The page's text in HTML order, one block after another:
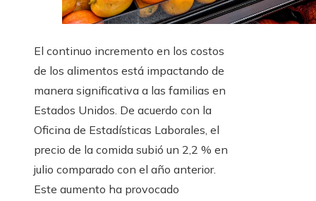
El continuo incremento en los costos
de los alimentos está impactando de
manera significativa a las familias en
Estados Unidos. De acuerdo con la
Oficina de Estadísticas Laborales, el
precio de la comida subió un 2,2 % en
julio comparado con el año anterior.
Este aumento ha provocado